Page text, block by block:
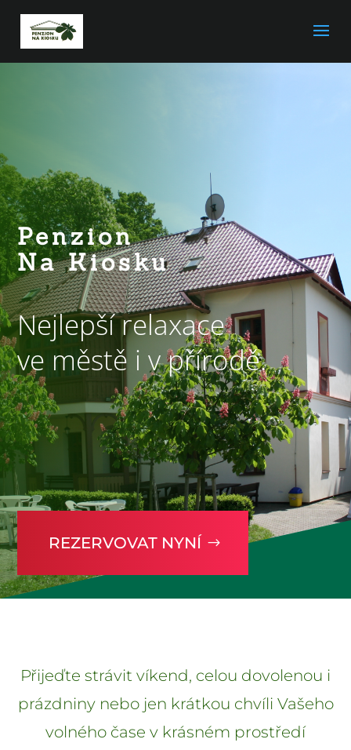
Penzion
Na Kiosku
Nejlepší relaxace
ve městě i v přírodě.
REZERVOVAT NYNÍ
Přijeďte strávit víkend, celou dovolenou i
prázdniny nebo jen krátkou chvíli Vašeho
volného čase v krásném prostředí